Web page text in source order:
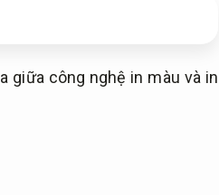
giữa công nghệ in màu và in